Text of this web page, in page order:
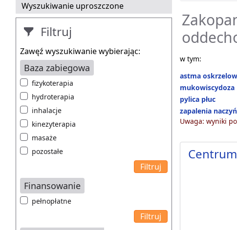
Wyszukiwanie uproszczone
Filtruj
Zawęź wyszukiwanie wybierając:
Baza zabiegowa
fizykoterapia
hydroterapia
inhalacje
kinezyterapia
masaże
pozostałe
Finansowanie
pełnopłatne
w tym:
astma
mukowiscydoza
pylica płuc
zapalenia
Uwaga: wyniki
Centrum